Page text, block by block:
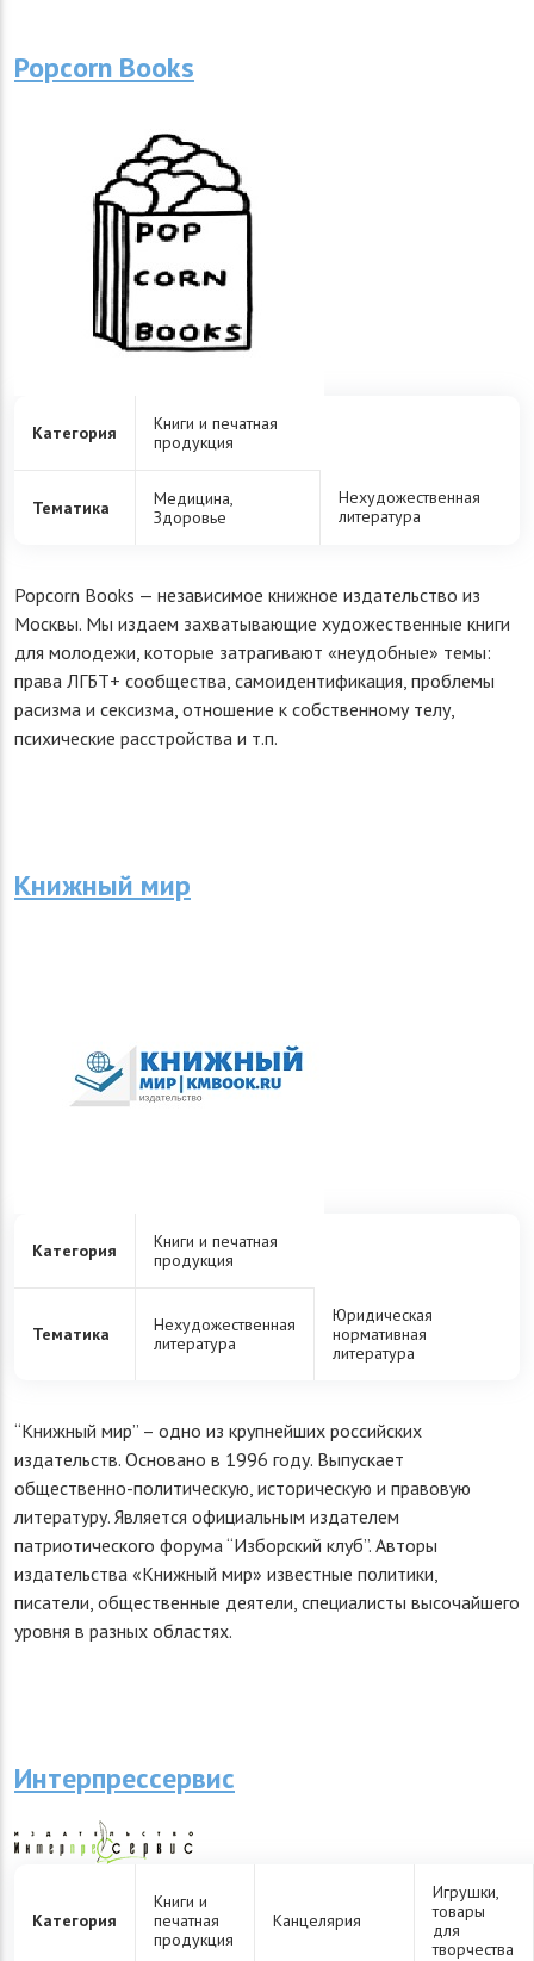
Popcorn Books
Категория
Книги и печатная
продукция
Тематика
Медицина,
Здоровье
Нехудожественная
литература
Popcorn Books — независимое книжное издательство из
Москвы. Мы издаем захватывающие художественные книги
для молодежи, которые затрагивают «неудобные» темы:
права ЛГБТ+ сообщества, самоидентификация, проблемы
расизма и сексизма, отношение к собственному телу,
психические расстройства и т.п.
Книжный мир
Категория
Книги и печатная
продукция
Тематика
Нехудожественная
литература
Юридическая
нормативная
литература
“Книжный мир” – одно из крупнейших российских
издательств. Основано в 1996 году. Выпускает
общественно-политическую, историческую и правовую
литературу. Является официальным издателем
патриотического форума “Изборский клуб”. Авторы
издательства «Книжный мир» известные политики,
писатели, общественные деятели, специалисты высочайшего
уровня в разных областях.
Интерпрессервис
Категория
Книги и
печатная
продукция
Канцелярия
Игрушки,
товары
для
творчества